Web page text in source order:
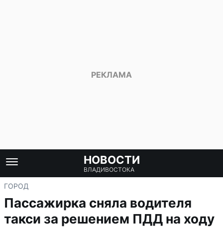
НОВОСТИ
ВЛАДИВОСТОКА
ГОРОД
Пассажирка сняла водителя
такси за решением ПДД на ходу